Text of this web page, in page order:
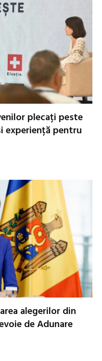
plecați peste
experiență pentru
alegerilor din
de Adunare